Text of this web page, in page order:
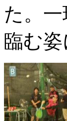
た。
臨む